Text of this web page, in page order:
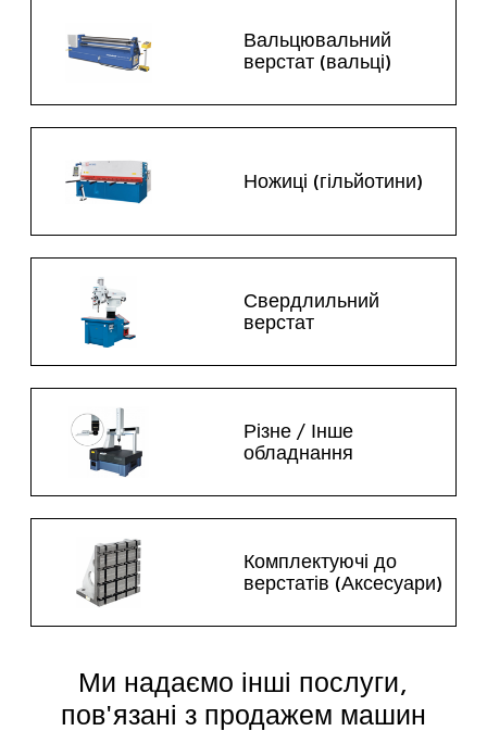
Вальцювальний
верстат (вальці)
Ножиці (гільйотини)
Свердлильний
верстат
Різне / Інше
обладнання
Комплектуючі до
верстатів (Аксесуари)
Ми надаємо інші послуги,
пов'язані з продажем машин